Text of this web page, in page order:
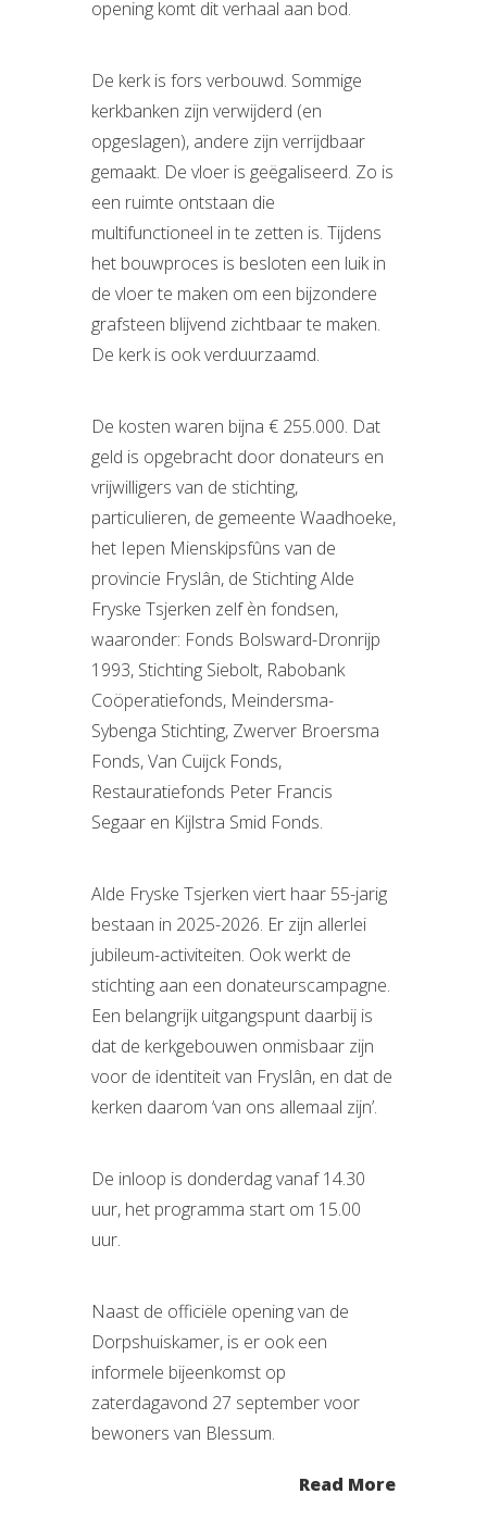
opening komt dit verhaal aan bod.
De kerk is fors verbouwd. Sommige
kerkbanken zijn verwijderd (en
opgeslagen), andere zijn verrijdbaar
gemaakt. De vloer is geëgaliseerd. Zo is
een ruimte ontstaan die
multifunctioneel in te zetten is. Tijdens
het bouwproces is besloten een luik in
de vloer te maken om een bijzondere
grafsteen blijvend zichtbaar te maken.
De kerk is ook verduurzaamd.
De kosten waren bijna € 255.000. Dat
geld is opgebracht door donateurs en
vrijwilligers van de stichting,
particulieren, de gemeente Waadhoeke,
het Iepen Mienskipsfûns van de
provincie Fryslân, de Stichting Alde
Fryske Tsjerken zelf èn fondsen,
waaronder: Fonds Bolsward-Dronrijp
1993, Stichting Siebolt, Rabobank
Coöperatiefonds, Meindersma-
Sybenga Stichting, Zwerver Broersma
Fonds, Van Cuijck Fonds,
Restauratiefonds Peter Francis
Segaar en Kijlstra Smid Fonds.
Alde Fryske Tsjerken viert haar 55-jarig
bestaan in 2025-2026. Er zijn allerlei
jubileum-activiteiten. Ook werkt de
stichting aan een donateurscampagne.
Een belangrijk uitgangspunt daarbij is
dat de kerkgebouwen onmisbaar zijn
voor de identiteit van Fryslân, en dat de
kerken daarom ‘van ons allemaal zijn’.
De inloop is donderdag vanaf 14.30
uur, het programma start om 15.00
uur.
Naast de officiële opening van de
Dorpshuiskamer, is er ook een
informele bijeenkomst op
zaterdagavond 27 september voor
bewoners van Blessum.
Read More